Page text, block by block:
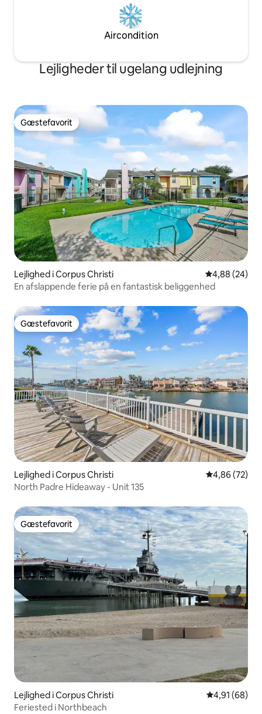
Aircondition
Lejligheder til ugelang udlejning
Gæstefavorit
Gæstefavorit
Lejlighed i Corpus Christi 4,88 ud af 5 i
4,88 (24)
En afslappende ferie på en fantastisk beliggenhed
Gæstefavorit
Gæstefavorit
Lejlighed i Corpus Christi 4,86 ud af 5 i
4,86 (72)
North Padre Hideaway - Unit 135
Gæstefavorit
Gæstefavorit
Lejlighed i Corpus Christi 4,91 ud af 5 i
4,91 (68)
Feriested i Northbeach